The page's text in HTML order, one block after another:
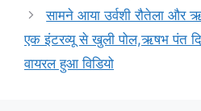
सामने आया उर्वशी रौतेला और
एक इंटरव्यू से खुली पोल,ऋषभ पंत
वायरल हुआ विडियो